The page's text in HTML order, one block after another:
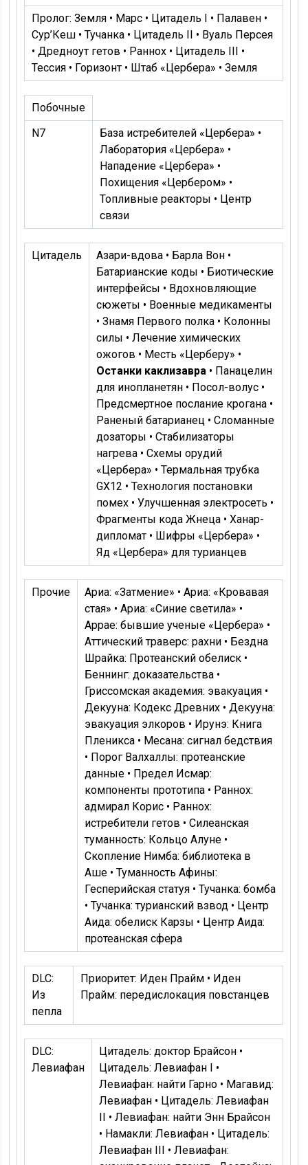
Пролог: Земля • Марс • Цитадель I • Палавен •
Сур’Кеш • Тучанка • Цитадель II • Вуаль Персея
• Дредноут гетов • Раннох • Цитадель III •
Тессия • Горизонт • Штаб «Цербера» • Земля
Побочные
N7
База истребителей «Цербера» •
Лаборатория «Цербера» •
Нападение «Цербера» •
Похищения «Цербером» •
Топливные реакторы • Центр
связи
Цитадель
Азари-вдова • Барла Вон •
Батарианские коды • Биотические
интерфейсы • Вдохновляющие
сюжеты • Военные медикаменты
• Знамя Первого полка • Колонны
силы • Лечение химических
ожогов • Месть «Церберу» •
Останки каклизавра • Панацелин
для инопланетян • Посол-волус •
Предсмертное послание крогана •
Раненый батарианец • Сломанные
дозаторы • Стабилизаторы
нагрева • Схемы орудий
«Цербера» • Термальная трубка
GX12 • Технология постановки
помех • Улучшенная электросеть •
Фрагменты кода Жнеца • Ханар-
дипломат • Шифры «Цербера» •
Яд «Цербера» для турианцев
Прочие
Ариа: «Затмение» • Ариа: «Кровавая
стая» • Ариа: «Синие светила» •
Аррае: бывшие ученые «Цербера» •
Аттический траверс: рахни • Бездна
Шрайка: Протеанский обелиск •
Беннинг: доказательства •
Гриссомская академия: эвакуация •
Декууна: Кодекс Древних • Декууна:
эвакуация элкоров • Ирунэ: Книга
Пленикса • Месана: сигнал бедствия
• Порог Валхаллы: протеанcкие
данные • Предел Исмар:
компоненты прототипа • Раннох:
адмирал Корис • Раннох:
истребители гетов • Силеанская
туманность: Кольцо Алуне •
Скопление Нимба: библиотека в
Аше • Туманность Афины:
Гесперийская статуя • Тучанка: бомба
• Тучанка: турианский взвод • Центр
Аида: обелиск Карзы • Центр Аида:
протеанская сфера
DLC:
Из
пепла
Приоритет: Иден Прайм • Иден
Прайм: передислокация повстанцев
DLC:
Левиафан
Цитадель: доктор Брайсон •
Цитадель: Левиафан I •
Левиафан: найти Гарно • Магавид:
Левиафан • Цитадель: Левиафан
II • Левиафан: найти Энн Брайсон
• Намакли: Левиафан • Цитадель:
Левиафан III • Левиафан: